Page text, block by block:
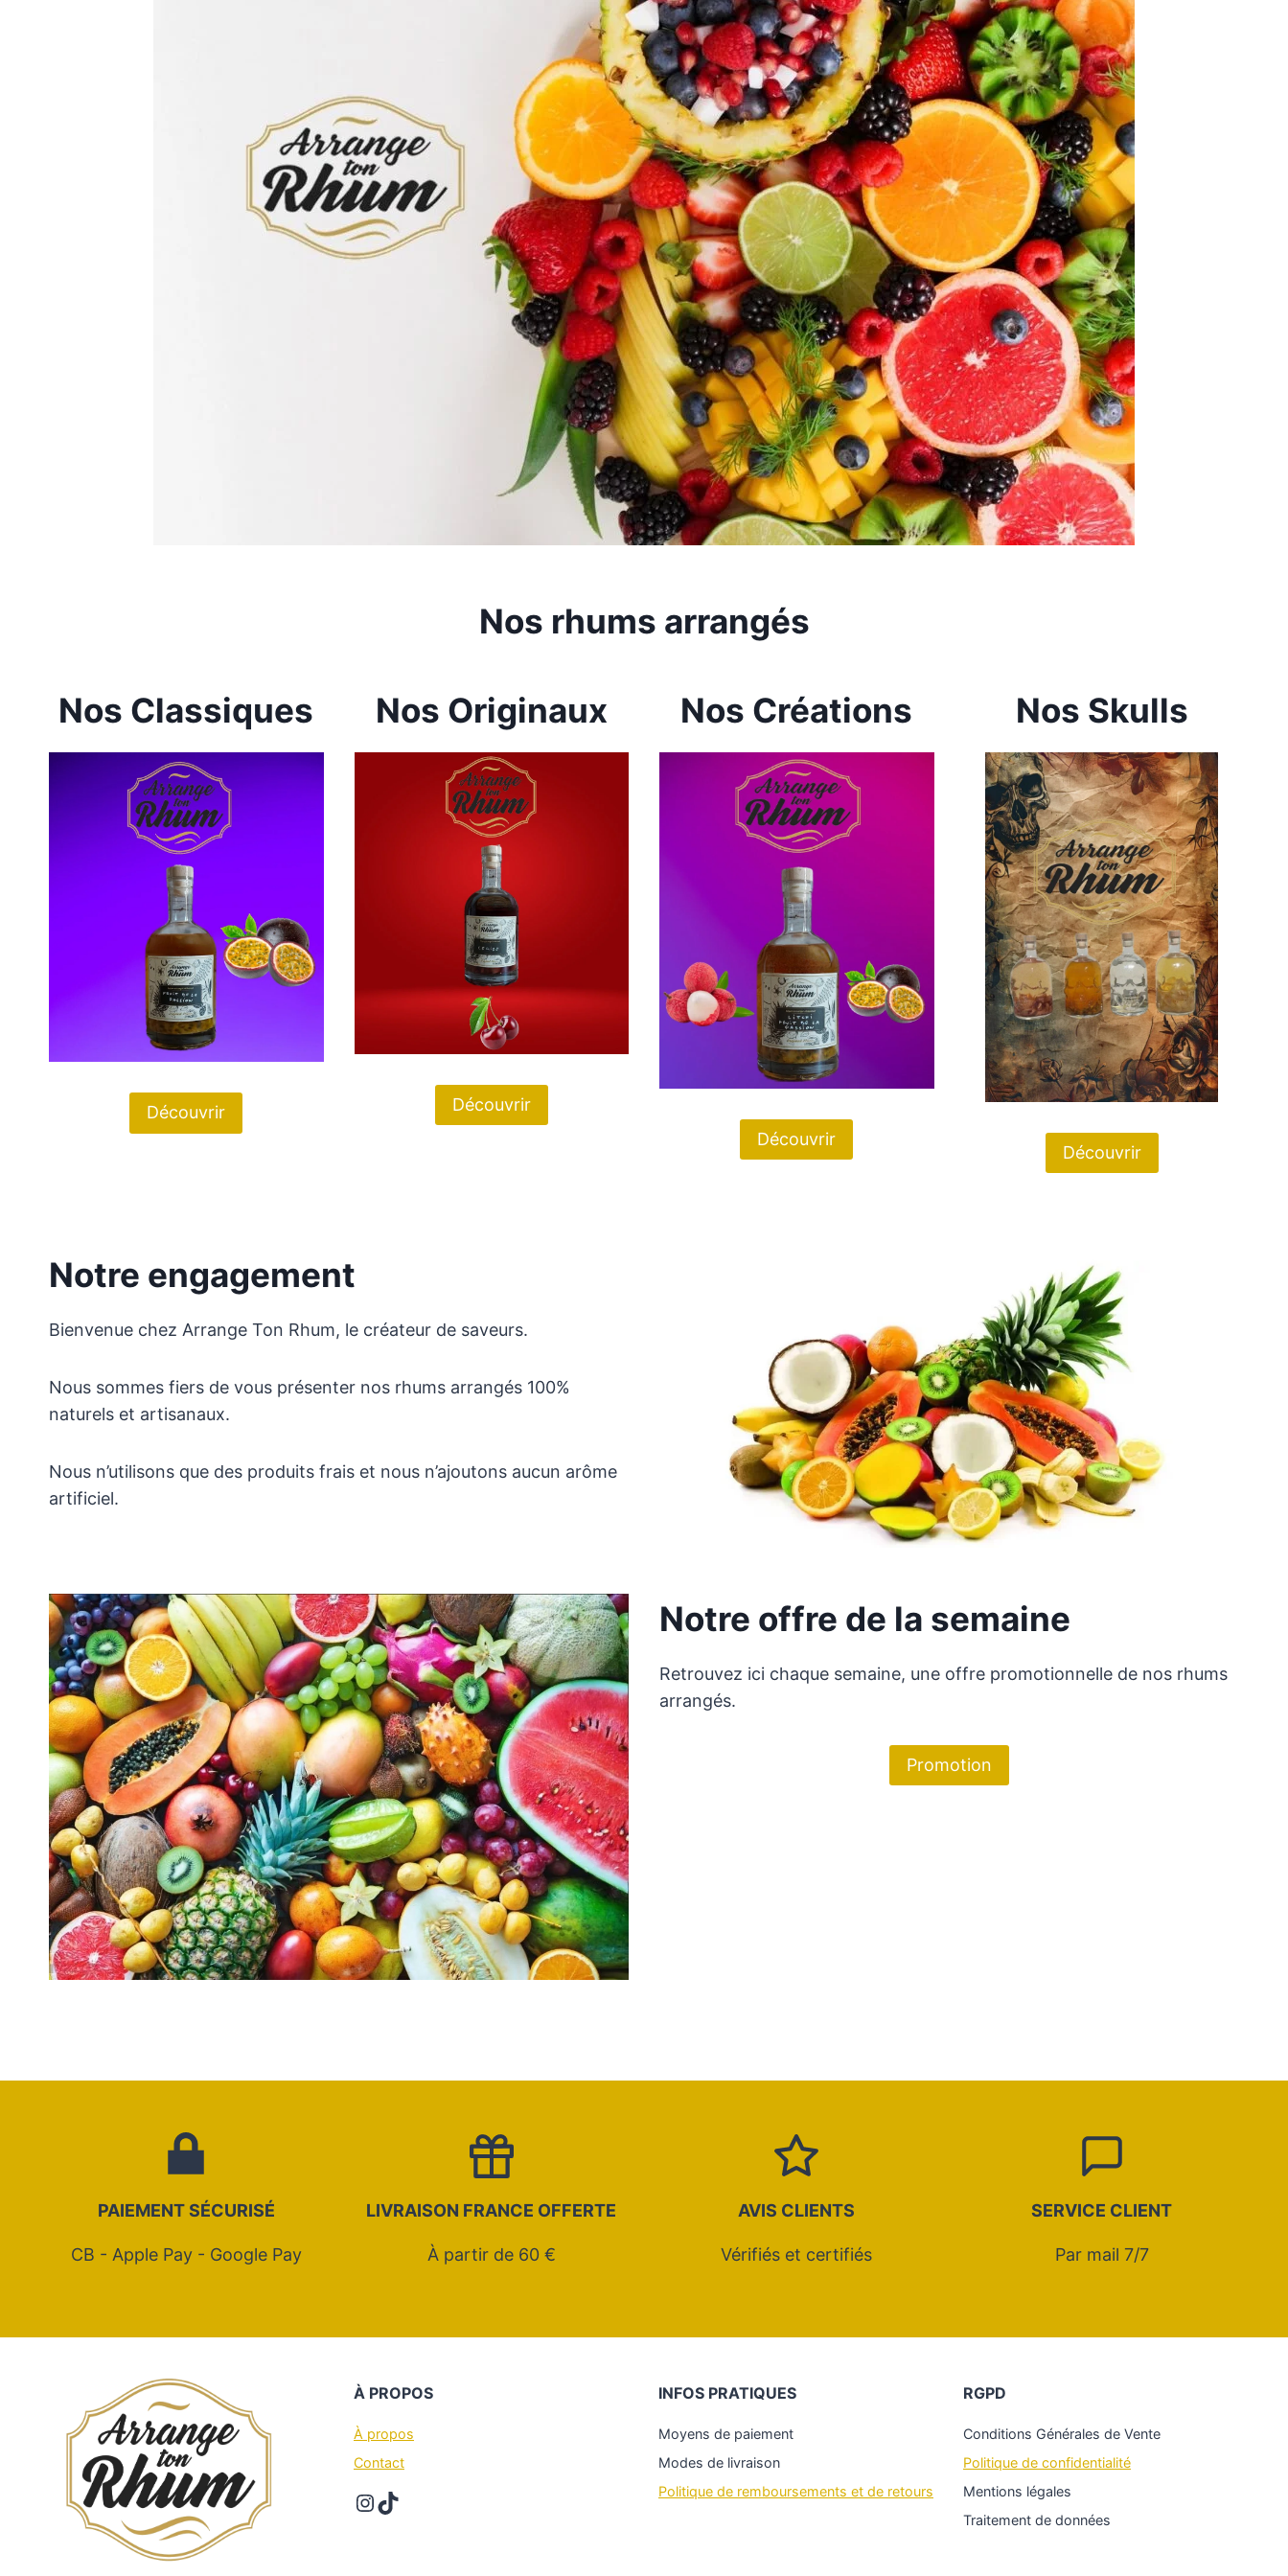
Nos rhums arrangés
Nos Classiques
Découvrir
Nos Originaux
Découvrir
Nos Créations
Découvrir
Nos Skulls
Découvrir
Notre engagement
Bienvenue chez Arrange Ton Rhum, le créateur de saveurs.
Nous sommes fiers de vous présenter nos rhums arrangés 100%
naturels et artisanaux.
Nous n’utilisons que des produits frais et nous n’ajoutons aucun arôme
artificiel.
Notre offre de la semaine
Retrouvez ici chaque semaine, une offre promotionnelle de nos rhums
arrangés.
Promotion
PAIEMENT SÉCURISÉ
CB - Apple Pay - Google Pay
LIVRAISON FRANCE OFFERTE
À partir de 60 €
AVIS CLIENTS
Vérifiés et certifiés
SERVICE CLIENT
Par mail 7/7
À PROPOS
À propos
Contact
Instagram
TikTok
INFOS PRATIQUES
Moyens de paiement
Modes de livraison
Politique de remboursements et de retours
RGPD
Conditions Générales de Vente
Politique de confidentialité
Mentions légales
Traitement de données